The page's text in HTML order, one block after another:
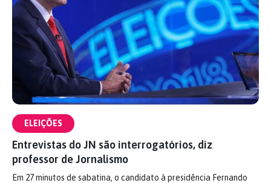
ELEIÇÕES
Entrevistas do JN são interrogatórios, diz
professor de Jornalismo
Em 27 minutos de sabatina, o candidato à presidência Fernando